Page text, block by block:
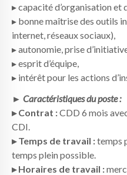
▸ capacité d’organisation et
▸ bonne maîtrise des outils
internet, réseaux sociaux),
▸ autonomie, prise
▸ esprit d’équipe,
▸ intérêt pour les actions
► Caractéristiques du poste :
▸ Contrat :CDD 6 mois
CDI.
▸ Temps de travail :temps
temps plein possible.
▸ Horaires de travail :